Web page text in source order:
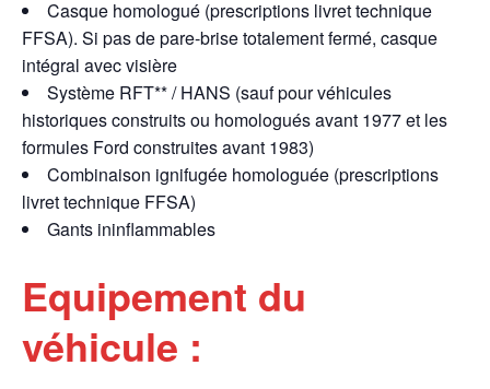
Casque homologué (prescriptions livret technique
FFSA). Si pas de pare-brise totalement fermé, casque
intégral avec visière
Système RFT** / HANS (sauf pour véhicules
historiques construits ou homologués avant 1977 et les
formules Ford construites avant 1983)
Combinaison ignifugée homologuée (prescriptions
livret technique FFSA)
Gants ininflammables
Equipement du
véhicule :